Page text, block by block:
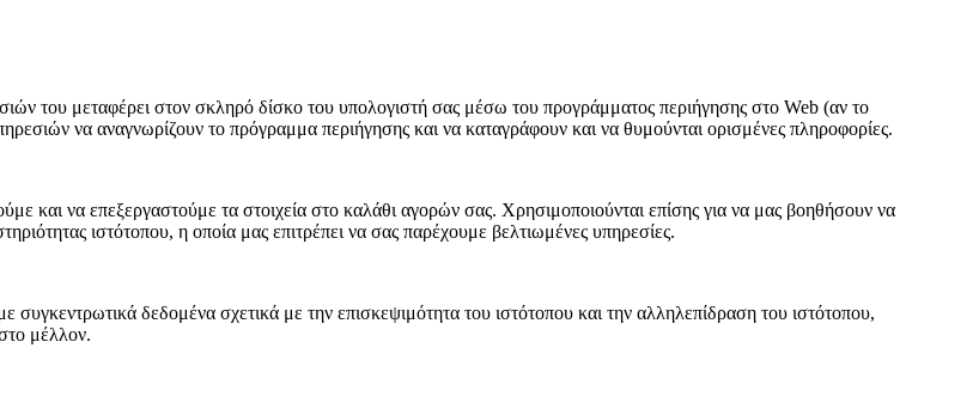
του μεταφέρει στον σκληρό δίσκο του υπολογιστή σας μέσω του προγράμματος περιήγησης στο Web (αν το
να αναγνωρίζουν το πρόγραμμα περιήγησης και να καταγράφουν και να θυμούνται ορισμένες πληροφορίες.
και να επεξεργαστούμε τα στοιχεία στο καλάθι αγορών σας. Χρησιμοποιούνται επίσης για να μας βοηθήσουν να
ιστότοπου, η οποία μας επιτρέπει να σας παρέχουμε βελτιωμένες υπηρεσίες.
δεδομένα σχετικά με την επισκεψιμότητα του ιστότοπου και την αλληλεπίδραση του ιστότοπου,
μέλλον.